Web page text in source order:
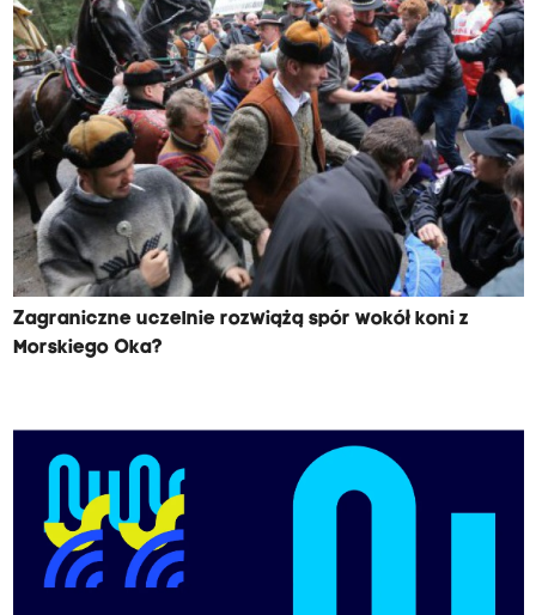
Zagraniczne uczelnie rozwiążą spór wokół koni z
Morskiego Oka?